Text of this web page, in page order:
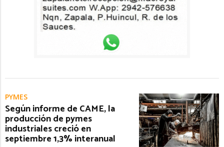
PYMES
Según informe de CAME, la
producción de pymes
industriales creció en
septiembre 1,3% interanual